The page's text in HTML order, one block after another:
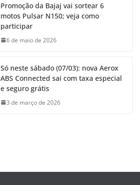
Promoção da Bajaj vai sortear 6
motos Pulsar N150; veja como
participar
6 de maio de 2026
Só neste sábado (07/03): nova Aerox
ABS Connected sai com taxa especial
e seguro grátis
3 de março de 2026